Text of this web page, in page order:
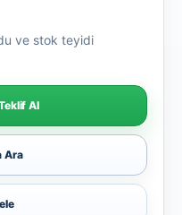
ve stok teyidi
Al
Ara